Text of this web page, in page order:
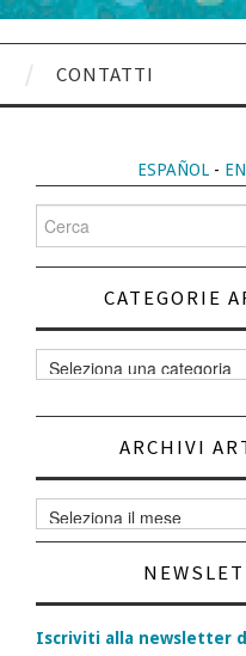
CONTATTI
ESPAÑOL-
per:
CATEGORIE
Categorie
articoli
ARCHIVI
Archivi
articoli
Iscriviti alla newsletter